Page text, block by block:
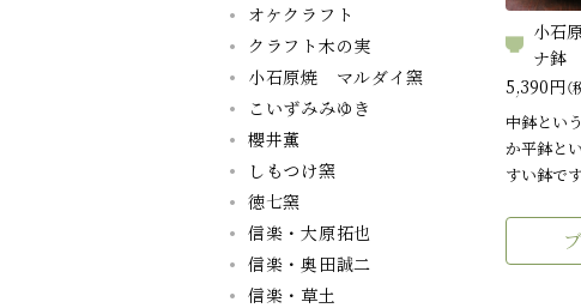
小石
ナ鉢
5,390円（
中鉢とい
か平鉢と
すい鉢です
オケクラフト
クラフト木の実
小石原焼 マルダイ窯
こいずみみゆき
櫻井薫
しもつけ窯
徳七窯
信楽・大原拓也
信楽・奥田誠二
信楽・草土